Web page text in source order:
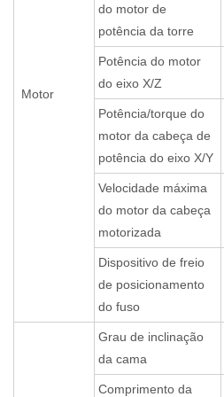
Motor
do motor de
potência da torre
Potência do motor
do eixo X/Z
Potência/torque do
motor da cabeça de
potência do eixo X/Y
Velocidade máxima
do motor da cabeça
motorizada
Dispositivo de freio
de posicionamento
do fuso
Grau de inclinação
da cama
Comprimento da